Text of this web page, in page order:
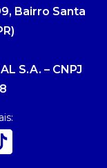
Bairro Santa
S.A. – CNPJ